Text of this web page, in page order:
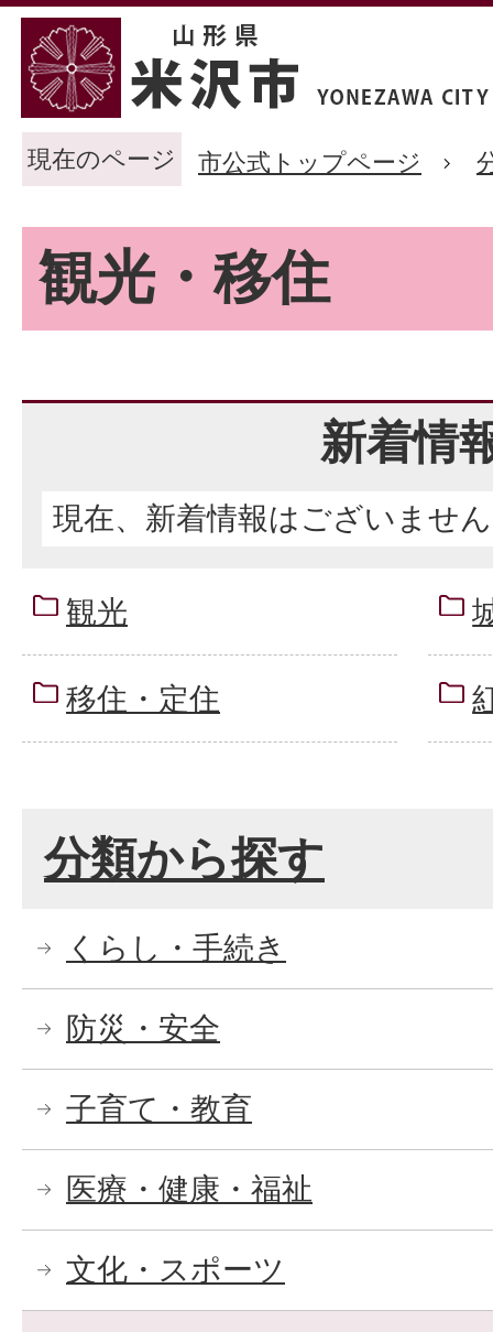
現在のページ 市公式トップページ
観光・移住
新着情
現在、新着情報はございませ
観光
移住・定住
分類から探す
くらし・手続き
防災・安全
子育て・教育
医療・健康・福祉
文化・スポーツ